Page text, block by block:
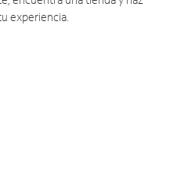
experiencia.